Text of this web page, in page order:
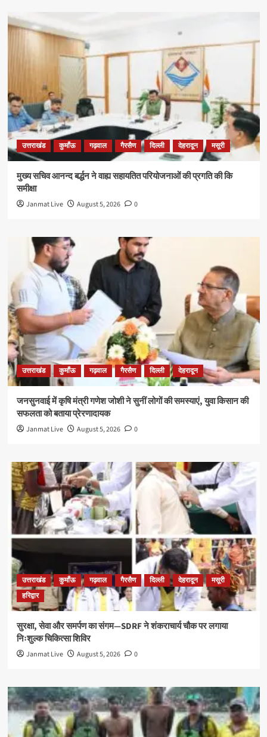
उत्तराखंड कुमाँऊ गढ़वाल गैरसैण दिल्ली देहरादून मसूरी
मुख्य सचिव आनन्द बर्द्धन ने वाह्य सहायतित परियोजनाओं की प्रगति की कि
समीक्षा
Janmat Live August 5, 2026 0
उत्तराखंड कुमाँऊ गढ़वाल गैरसैण दिल्ली देहरादून
जनसुनवाई में कृषि मंत्री गणेश जोशी ने सुनीं लोगों की समस्याएं, युवा किसान की
सफलता को बताया प्रेरणादायक
Janmat Live August 5, 2026 0
उत्तराखंड कुमाँऊ गढ़वाल गैरसैण दिल्ली देहरादून
मसूरी
हरिद्वार
सुरक्षा, सेवा और समर्पण का संगम—SDRF ने शंकराचार्य चौक पर लगाया
निःशुल्क चिकित्सा शिविर
Janmat Live August 5, 2026 0